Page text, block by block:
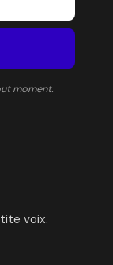
moment.
voix.